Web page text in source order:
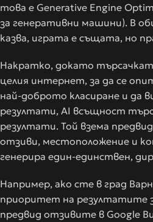
това е Generative Engine
за генеративни машини). В
казва, играта е същата, но
Накратко, докато
целия интернет, за да се
най-доброто класиране и да
резултати, AI всъщност
резултати. Той взема
отзиви, местоположение и
генерира един-единствен,
Например, ако сте в град
приоритет на резултатите
предвид отзивите в Google